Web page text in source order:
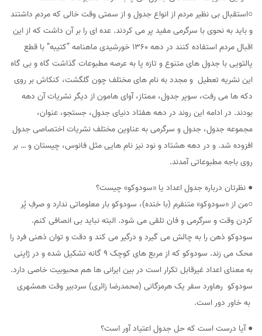
○استقبال بی نظیر مردم از انواع جدول و از سمتی وقت خالی که مردم داشتند
و باید به نحوی با سرگرمی مفید پر می کردند. عده ای را بر آن داشت که از این
اقبال مردم استفاده کنند در دهه ۱۳۶۰ خورشیدی ماهنامه “کتیبه” با قطع
پالتویی با جدول های متنوع و تازه پا به عرصه مطبوعات گذاشت گاه و بی گاه
این نشریه تعطیل و مجدد به نام های مختلف چون گلگشت، کنکاش بر روی
دکه ها می رفت، سوپر جدول، ممتاز، آوای هامون از دیگر نشریات آن دهه
بودند. در ادامه این روند در دهه هفتاد دنیای جدول، جستجو، عنوان،
مجموعه جدول، جدول و سرگرمی به عناوین مختلف نشریات اختصاصی جدول
افزوده شد. و در دهه هشتاد و نود نیز نام هایی مثل فانوس، چیستان و … بر
روی باجه مطبوعاتی آمدند.
● نظرتان درباره جدول اعداد یا «سودوکو» چیست؟
○من از «سودوکو» متنفرم (با خنده)، سودوکو بار معلوماتی ندارد و صرفِ پُر
کردن وقت و سرگرمی و فان تلقی می شود. البته نباید بی انصافی کنم.
سودوکو ذهن را به چالش می گیرد و درگیر می کند و دقت و توان ذهنی فرد را
محک می زند. سودوکو که از مربع های کوچک ۹ گانه تشکیل شده و در ژاپنی
به معنای اعداد غیرقابل تکرار است در بین ایرانی ها هم محبوبیت خاصی دارد.
سودوکو رهاورد سفر یک هرمزگانی (محمدرضا زائری) سردبیر وقت همشهری
به خاور دور است.
● آیا درست است که حل جدول اعتیاد آور است؟